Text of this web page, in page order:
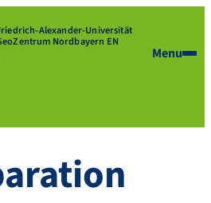
Alexander-Universität
Nordbayern EN
Menu